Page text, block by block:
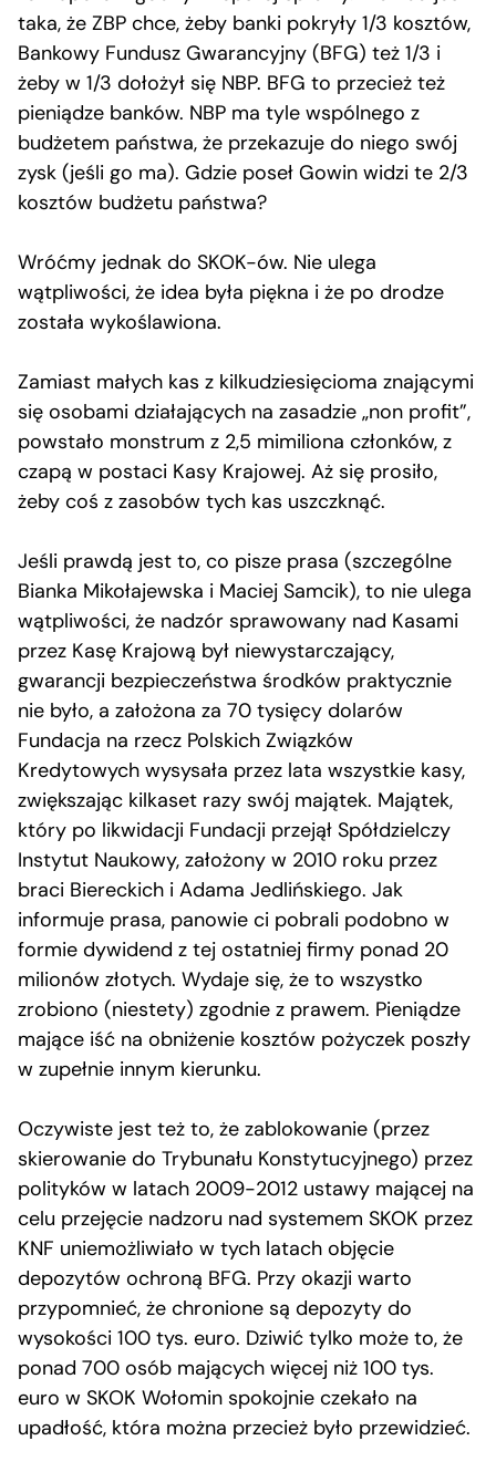
taka, że ZBP chce, żeby banki pokryły 1/3 kosztów,
Bankowy Fundusz Gwarancyjny (BFG) też 1/3 i
żeby w 1/3 dołożył się NBP. BFG to przecież też
pieniądze banków. NBP ma tyle wspólnego z
budżetem państwa, że przekazuje do niego swój
zysk (jeśli go ma). Gdzie poseł Gowin widzi te 2/3
kosztów budżetu państwa?
Wróćmy jednak do SKOK-ów. Nie ulega
wątpliwości, że idea była piękna i że po drodze
została wykoślawiona.
Zamiast małych kas z kilkudziesięcioma znającymi
się osobami działających na zasadzie „non profit”,
powstało monstrum z 2,5 mimiliona członków, z
czapą w postaci Kasy Krajowej. Aż się prosiło,
żeby coś z zasobów tych kas uszczknąć.
Jeśli prawdą jest to, co pisze prasa (szczególne
Bianka Mikołajewska i Maciej Samcik), to nie ulega
wątpliwości, że nadzór sprawowany nad Kasami
przez Kasę Krajową był niewystarczający,
gwarancji bezpieczeństwa środków praktycznie
nie było, a założona za 70 tysięcy dolarów
Fundacja na rzecz Polskich Związków
Kredytowych wysysała przez lata wszystkie kasy,
zwiększając kilkaset razy swój majątek. Majątek,
który po likwidacji Fundacji przejął Spółdzielczy
Instytut Naukowy, założony w 2010 roku przez
braci Biereckich i Adama Jedlińskiego. Jak
informuje prasa, panowie ci pobrali podobno w
formie dywidend z tej ostatniej firmy ponad 20
milionów złotych. Wydaje się, że to wszystko
zrobiono (niestety) zgodnie z prawem. Pieniądze
mające iść na obniżenie kosztów pożyczek poszły
w zupełnie innym kierunku.
Oczywiste jest też to, że zablokowanie (przez
skierowanie do Trybunału Konstytucyjnego) przez
polityków w latach 2009-2012 ustawy mającej na
celu przejęcie nadzoru nad systemem SKOK przez
KNF uniemożliwiało w tych latach objęcie
depozytów ochroną BFG. Przy okazji warto
przypomnieć, że chronione są depozyty do
wysokości 100 tys. euro. Dziwić tylko może to, że
ponad 700 osób mających więcej niż 100 tys.
euro w SKOK Wołomin spokojnie czekało na
upadłość, która można przecież było przewidzieć.